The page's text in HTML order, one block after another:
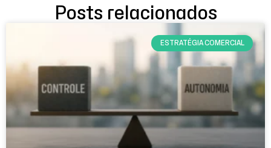
Posts relacionados
ESTRATÉGIA COMERCIAL